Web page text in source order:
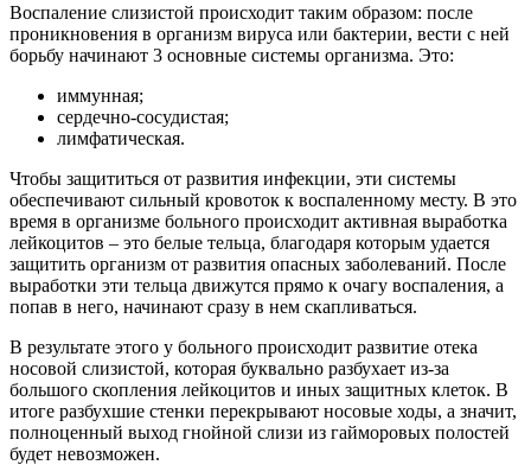
Воспаление слизистой происходит таким образом: после
проникновения в организм вируса или бактерии, вести с ней
борьбу начинают 3 основные системы организма. Это:
иммунная;
сердечно-сосудистая;
лимфатическая.
Чтобы защититься от развития инфекции, эти системы
обеспечивают сильный кровоток к воспаленному месту. В это
время в организме больного происходит активная выработка
лейкоцитов – это белые тельца, благодаря которым удается
защитить организм от развития опасных заболеваний. После
выработки эти тельца движутся прямо к очагу воспаления, а
попав в него, начинают сразу в нем скапливаться.
В результате этого у больного происходит развитие отека
носовой слизистой, которая буквально разбухает из-за
большого скопления лейкоцитов и иных защитных клеток. В
итоге разбухшие стенки перекрывают носовые ходы, а значит,
полноценный выход гнойной слизи из гайморовых полостей
будет невозможен.